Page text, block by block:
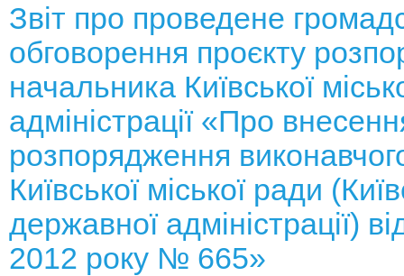
Звіт про проведене
обговорення проєкту
начальника Київської
адміністрації «Про
розпорядження
Київської міської ради
державної адміністрації)
2012 року № 665»